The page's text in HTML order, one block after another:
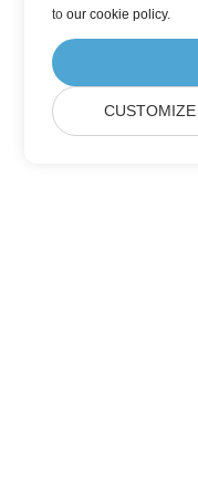
toour cookie policy.
CUSTOMIZE